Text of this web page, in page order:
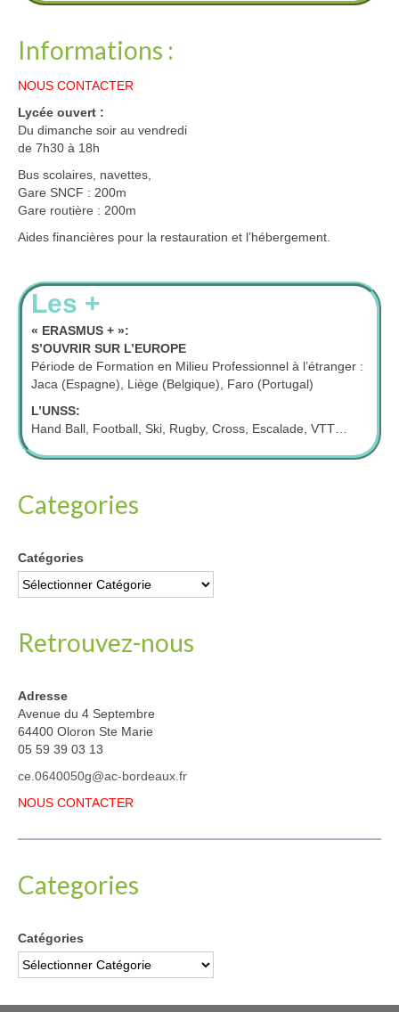
Informations :
NOUS CONTACTER
Lycée ouvert :
Du dimanche soir au vendredi
de 7h30 à 18h
Bus scolaires, navettes,
Gare SNCF : 200m
Gare routière : 200m
Aides financières pour la restauration et l’hébergement.
Les +
« ERASMUS + »:
S’OUVRIR SUR L’EUROPE
Période de Formation en Milieu Professionnel à l’étranger :
Jaca (Espagne), Liège (Belgique), Faro (Portugal)
L’UNSS:
Hand Ball, Football, Ski, Rugby, Cross, Escalade, VTT…
Categories
Catégories
Retrouvez-nous
Adresse
Avenue du 4 Septembre
64400 Oloron Ste Marie
05 59 39 03 13
ce.0640050g@ac-bordeaux.fr
NOUS CONTACTER
Categories
Catégories